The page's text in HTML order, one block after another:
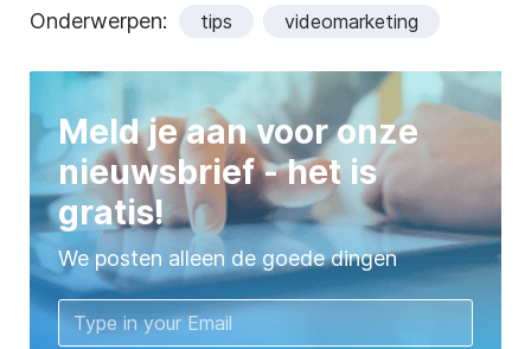
Onderwerpen: tips videomarketing
Meld je aan voor onze
nieuwsbrief - het is
gratis!
We posten alleen de goede dingen